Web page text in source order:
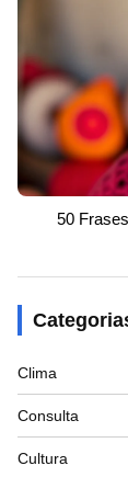
50
Clima
Consulta
Cultura